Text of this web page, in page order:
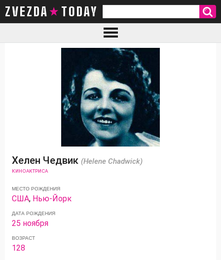
ZVEZDA TODAY
Хелен Чедвик (Helene Chadwick)
КИНОАКТРИСА
МЕСТО РОЖДЕНИЯ
США, Нью-Йорк
ДАТА РОЖДЕНИЯ
25 ноября
ВОЗРАСТ
128